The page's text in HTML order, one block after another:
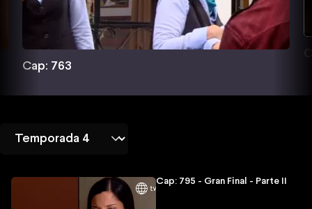
Cap: 763
Cap: 795 - Gran Final - Parte II